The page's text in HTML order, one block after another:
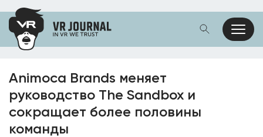
Animoca Brands меняет
руководство The Sandbox и
сокращает более половины
команды